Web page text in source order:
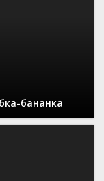
бананка